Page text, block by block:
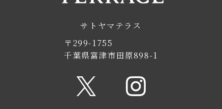
サトヤマテラス
〒299-1755
千葉県富津市田原898-1